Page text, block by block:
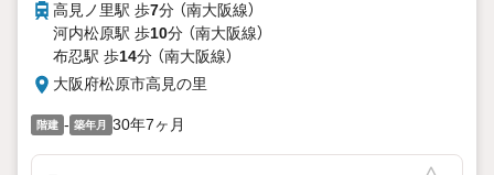
高見ノ里駅 歩7分 （南大阪線）
河内松原駅 歩10分 （南大阪線）
布忍駅 歩14分 （南大阪線）
大阪府松原市高見の里
階建 - 築年月 30年7ヶ月